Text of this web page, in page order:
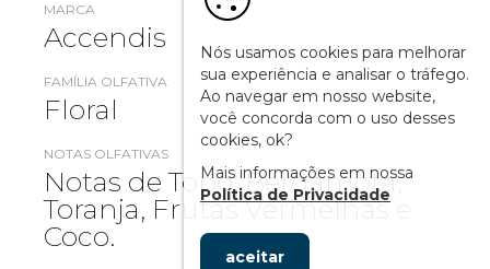
MARCA
Accendis
FAMÍLIA OLFATIVA
Floral
NOTAS OLFATIVAS
Notas de Topo: Bergamota,
Toranja, Frutas Vermelhas e
Coco.
Nós usamos cookies para melhorar
sua experiência e analisar o tráfego.
Ao navegar em nosso website,
você concorda com o uso desses
cookies, ok?
Mais informações em nossa
Política de Privacidade
aceitar